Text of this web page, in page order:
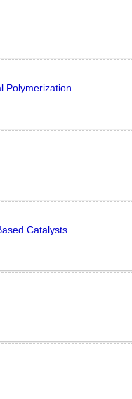
Polymerization
Catalysts